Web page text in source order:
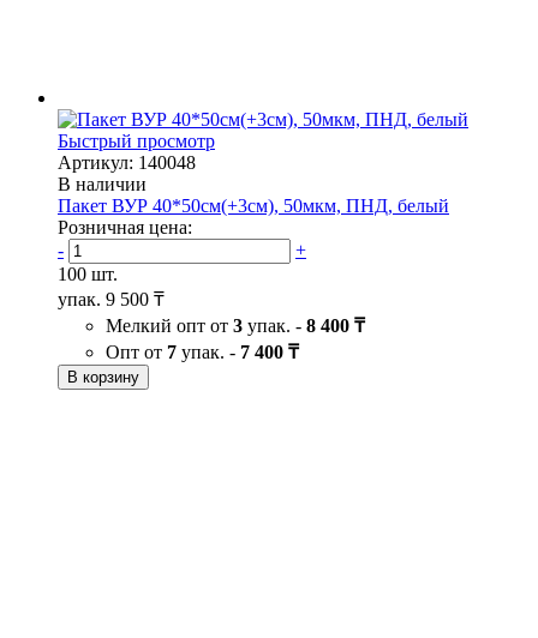
Быстрый просмотр
Артикул: 140048
В наличии
Пакет ВУР 40*50см(+3см), 50мкм, ПНД, белый
Розничная цена:
-
+
100 шт.
упак. 9 500 ₸
Мелкий опт от 3 упак. - 8 400 ₸
Опт от 7 упак. - 7 400 ₸
В корзину